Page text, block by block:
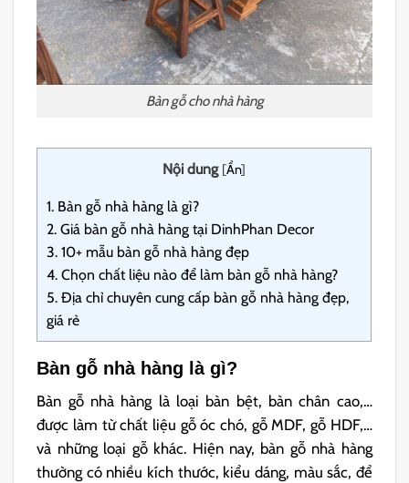
Bàn gỗ cho nhà hàng
Nội dung [Ẩn]
1. Bàn gỗ nhà hàng là gì?
2. Giá bàn gỗ nhà hàng tại DinhPhan Decor
3. 10+ mẫu bàn gỗ nhà hàng đẹp
4. Chọn chất liệu nào để làm bàn gỗ nhà hàng?
5. Địa chỉ chuyên cung cấp bàn gỗ nhà hàng đẹp,
giá rẻ
Bàn gỗ nhà hàng là gì?
Bàn gỗ nhà hàng là loại bàn bệt, bàn chân cao,…
được làm từ chất liệu gỗ óc chó, gỗ MDF, gỗ HDF,…
và những loại gỗ khác. Hiện nay, bàn gỗ nhà hàng
thường có nhiều kích thước, kiểu dáng, màu sắc, để